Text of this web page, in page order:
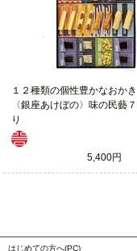
１２種類の個性豊かなおかき
〈銀座あけぼの〉味の民藝
り
5,400円
はじめての方へ(PC)